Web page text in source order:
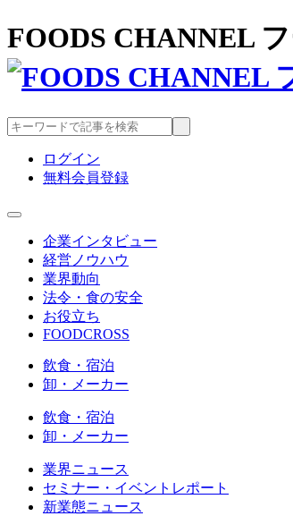
FOODS CHANNEL
ログイン
無料会員登録
企業インタビュー
経営ノウハウ
業界動向
法令・食の安全
お役立ち
FOODCROSS
飲食・宿泊
卸・メーカー
飲食・宿泊
卸・メーカー
業界ニュース
セミナー・イベントレポート
新業態ニュース